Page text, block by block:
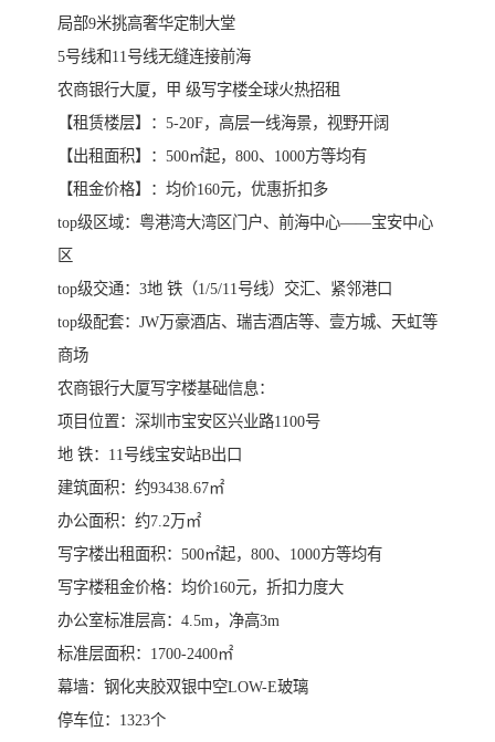
局部9米挑高奢华定制大堂
5号线和11号线无缝连接前海
农商银行大厦，甲 级写字楼全球火热招租
【租赁楼层】：5-20F，高层一线海景，视野开阔
【出租面积】：500㎡起，800、1000方等均有
【租金价格】：均价160元，优惠折扣多
top级区域：粤港湾大湾区门户、前海中心——宝安中心
区
top级交通：3地 铁（1/5/11号线）交汇、紧邻港口
top级配套：JW万豪酒店、瑞吉酒店等、壹方城、天虹等
商场
农商银行大厦写字楼基础信息：
项目位置：深圳市宝安区兴业路1100号
地 铁：11号线宝安站B出口
建筑面积：约93438.67㎡
办公面积：约7.2万㎡
写字楼出租面积：500㎡起，800、1000方等均有
写字楼租金价格：均价160元，折扣力度大
办公室标准层高：4.5m，净高3m
标准层面积：1700-2400㎡
幕墙：钢化夹胶双银中空LOW-E玻璃
停车位：1323个